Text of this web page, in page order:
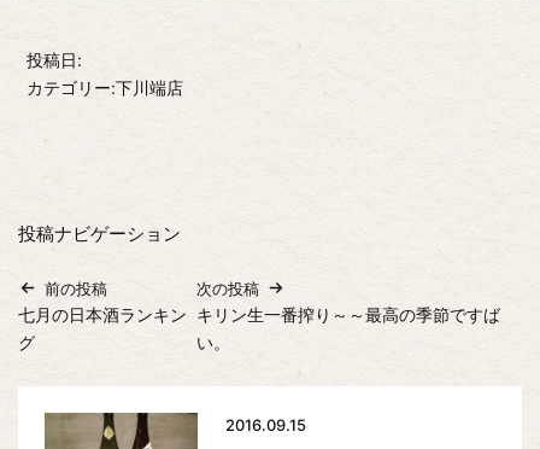
投稿日:
カテゴリー:下川端店
投稿ナビゲーション
前の投稿
七月の日本酒ランキン
グ
次の投稿
キリン生一番搾り～～最高の季節ですば
い。
2016.09.15